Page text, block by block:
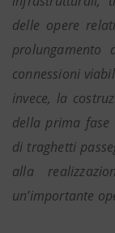
delle opere
prolungamento
connessioni
invece, la
della prima fase
di traghetti
alla
un’importante